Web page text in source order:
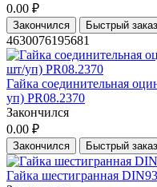
0.00 ₽
Закончился Быстрый заказ
4630076195681
Гайка соединительная
уп) PR08.2370
Закончился
0.00 ₽
Закончился Быстрый заказ
Гайка шестигранная